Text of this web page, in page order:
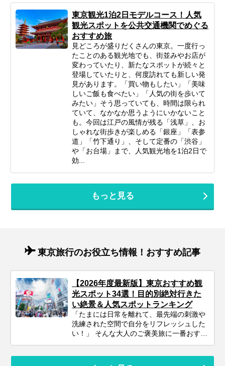
東京観光1泊2日モデルコース！人気
観光スポットを公共交通機関でめぐる
おすすめ旅
見どころが盛りだくさんの東京。一度行っ
たことのある観光地でも、街並みやお店が
変わっていたり、新たなスポットが続々と
登場していたりと、何度訪れても新しい発
見があります。「買い物もしたい」「美味
しいご飯も食べたい」「人気の街を歩いて
みたい」そう思っていても、時間は限られ
ていて、なかなか思うようにいかないこと
も。今回は江戸の風情が残る「浅草」、お
しゃれな街歩きが楽しめる「銀座」「表参
道」「竹下通り」、そして定番の「渋谷」
や「お台場」まで、人気観光地を1泊2日で
効...
もっと見る
東京旅行のお役立ち情報！おすすめ記事
【2026年度最新版】東京おすすめ観
光スポット34選！目的別絶対行きた
い絶景＆人気スポットランキング
「たまには日常を離れて、最先端の刺激や
洗練された空間で自分をリフレッシュした
い！」 そんな大人のご褒美旅に一番おすす